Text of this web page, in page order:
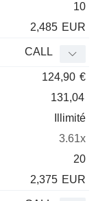
10
2,485 EUR
CALL
124,90 €
131,04
Illimité
3.61x
20
2,375 EUR